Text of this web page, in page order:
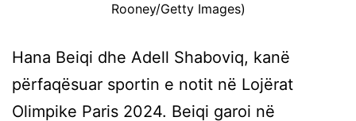
Rooney/Getty Images)
Hana Beiqi dhe Adell Shaboviq, kanë
përfaqësuar sportin e notit në Lojërat
Olimpike Paris 2024. Beiqi garoi në